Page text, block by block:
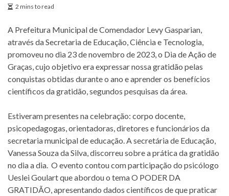
2 mins to read
A Prefeitura Municipal de Comendador Levy Gasparian,
através da Secretaria de Educação, Ciência e Tecnologia,
promoveu no dia 23 de novembro de 2023, o Dia de Ação de
Graças, cujo objetivo era expressar nossa gratidão pelas
conquistas obtidas durante o ano e aprender os benefícios
científicos da gratidão, segundos pesquisas da área.
Estiveram presentes na celebração: corpo docente,
psicopedagogas, orientadoras, diretores e funcionários da
secretaria municipal de educação. A secretária de Educação,
Vanessa Souza da Silva, discorreu sobre a prática da gratidão
no dia a dia. O evento contou com participação do psicólogo
Ueslei Goulart que abordou o tema O PODER DA
GRATIDÃO, apresentando dados científicos de que praticar